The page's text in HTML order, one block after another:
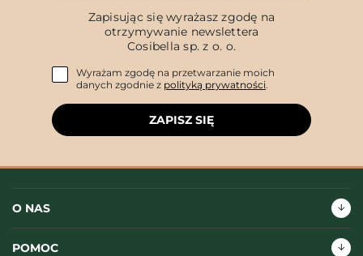
Zapisując się wyrażasz zgodę na
otrzymywanie newslettera
Cosibella sp. z o. o.
Wyrażam zgodę na przetwarzanie moich
danych zgodnie z polityką prywatności.
ZAPISZ SIĘ
O NAS
POMOC